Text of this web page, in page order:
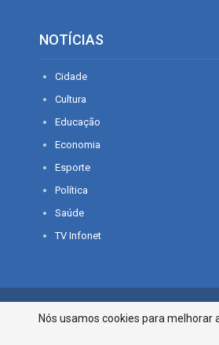
NOTÍCIAS
Cidade
Cultura
Educação
Economia
Esporte
Política
Saúde
TV Infonet
© 2026 - O que é notícia em Sergipe.
Nós usamos cookies para melhorar